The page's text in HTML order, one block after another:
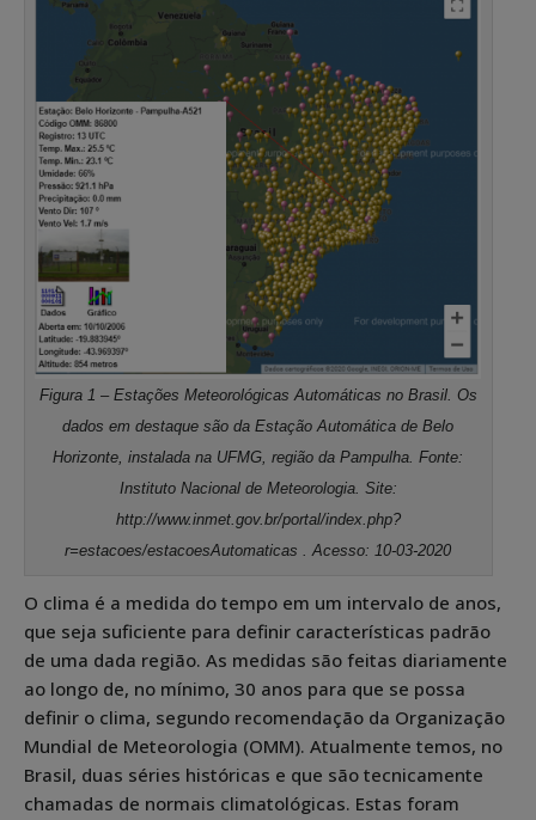
Figura 1 – Estações Meteorológicas Automáticas no Brasil. Os
dados em destaque são da Estação Automática de Belo
Horizonte, instalada na UFMG, região da Pampulha. Fonte:
Instituto Nacional de Meteorologia. Site:
http://www.inmet.gov.br/portal/index.php?
r=estacoes/estacoesAutomaticas . Acesso: 10-03-2020
O clima é a medida do tempo em um intervalo de anos,
que seja suficiente para definir características padrão
de uma dada região. As medidas são feitas diariamente
ao longo de, no mínimo, 30 anos para que se possa
definir o clima, segundo recomendação da Organização
Mundial de Meteorologia (OMM). Atualmente temos, no
Brasil, duas séries históricas e que são tecnicamente
chamadas de normais climatológicas. Estas foram